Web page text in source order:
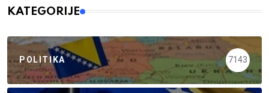
KATEGORIJE
POLITIKA 7143